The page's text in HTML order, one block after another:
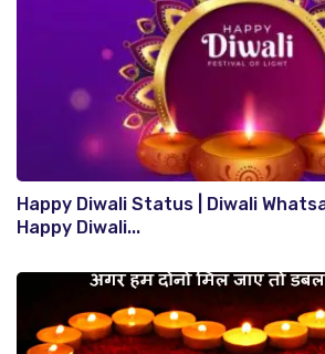
Happy Diwali Status | Diwali
Happy Diwali...